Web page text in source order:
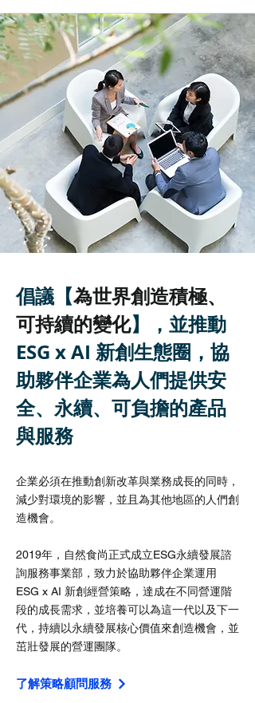
倡議【為世界創造積極、
可持續的變化】，並推動
ESG x AI 新創生態圈，協
助夥伴企業為人們提供安
全、永續、可負擔的產品
與服務
企業必須在推動創新改革與業務成長的同時，
減少對環境的影響，並且為其他地區的人們創
造機會。
2019年， 自然食尚正式成立ESG永續發展諮
詢服務事業部， 致力於協助夥伴企業運用
ESG x AI 新創經營策略， 達成在不同營運階
段的成長需求，並培養可以為這一代以及下一
代，持續以永續發展核心價值來創造機會，並
茁壯發展的營運團隊。
了解策略顧問服務